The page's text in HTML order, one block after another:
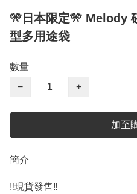
🎌日本限定🎌 Melody
型多用途袋
數量
−
+
加至
簡介
‼️現貨發售‼️